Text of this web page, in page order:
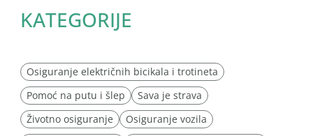
KATEGORIJE
Osiguranje električnih bicikala i trotineta
Pomoć na putu i šlep
Sava je strava
Životno osiguranje
Osiguranje vozila